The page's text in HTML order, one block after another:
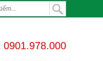
0901.978.000